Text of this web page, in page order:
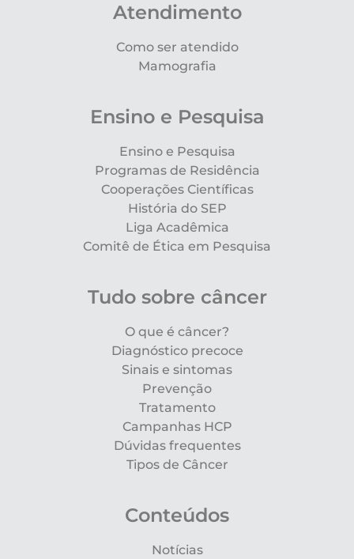
Atendimento
Como ser atendido
Mamografia
Ensino e Pesquisa
Ensino e Pesquisa
Programas de Residência
Cooperações Científicas
História do SEP
Liga Acadêmica
Comitê de Ética em Pesquisa
Tudo sobre câncer
O que é câncer?
Diagnóstico precoce
Sinais e sintomas
Prevenção
Tratamento
Campanhas HCP
Dúvidas frequentes
Tipos de Câncer
Conteúdos
Notícias